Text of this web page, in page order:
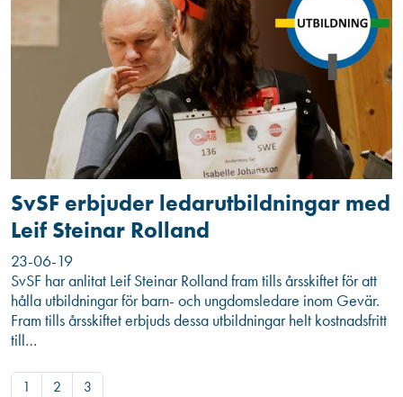
SvSF erbjuder ledarutbildningar med
Leif Steinar Rolland
23-06-19
SvSF har anlitat Leif Steinar Rolland fram tills årsskiftet för att
hålla utbildningar för barn- och ungdomsledare inom Gevär.
Fram tills årsskiftet erbjuds dessa utbildningar helt kostnadsfritt
till…
1 2 3